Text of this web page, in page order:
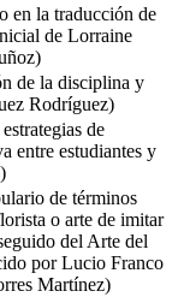
en la traducción de
de Lorraine
de la disciplina y
Rodríguez)
de
entre estudiantes y
de términos
o arte de imitar
del Arte del
por Lucio Franco
Martínez)